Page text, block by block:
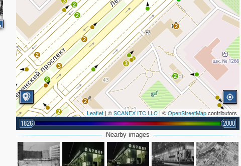
2
2
3
2
2
3
2
2
2
2
2
2
Leaflet | ©SCANEX ITC LLC| ©OpenStreetMapcontributors
1826 2000
Nearby images